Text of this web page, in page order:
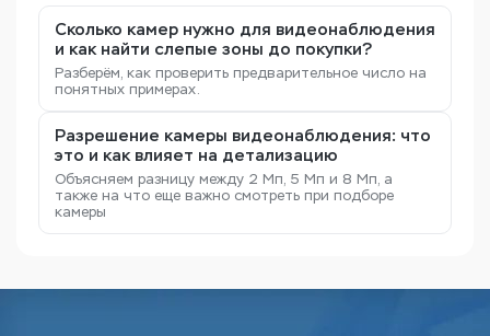
Сколько камер нужно для видеонаблюдения
и как найти слепые зоны до покупки?
Разберём, как проверить предварительное число на
понятных примерах.
Разрешение камеры видеонаблюдения: что
это и как влияет на детализацию
Объясняем разницу между 2 Мп, 5 Мп и 8 Мп, а
также на что еще важно смотреть при подборе
камеры